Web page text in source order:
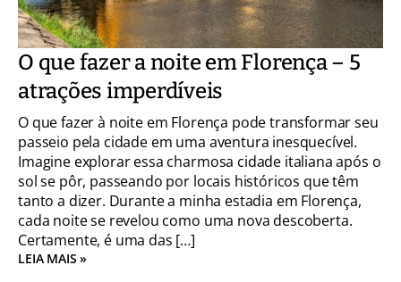
O que fazer a noite em Florença – 5
atrações imperdíveis
O que fazer à noite em Florença pode transformar seu
passeio pela cidade em uma aventura inesquecível.
Imagine explorar essa charmosa cidade italiana após o
sol se pôr, passeando por locais históricos que têm
tanto a dizer. Durante a minha estadia em Florença,
cada noite se revelou como uma nova descoberta.
Certamente, é uma das […]
LEIA MAIS »